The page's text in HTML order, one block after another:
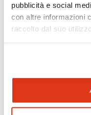
pubblicità e social
con altre informazioni
raccolto dal suo
Tour culturali